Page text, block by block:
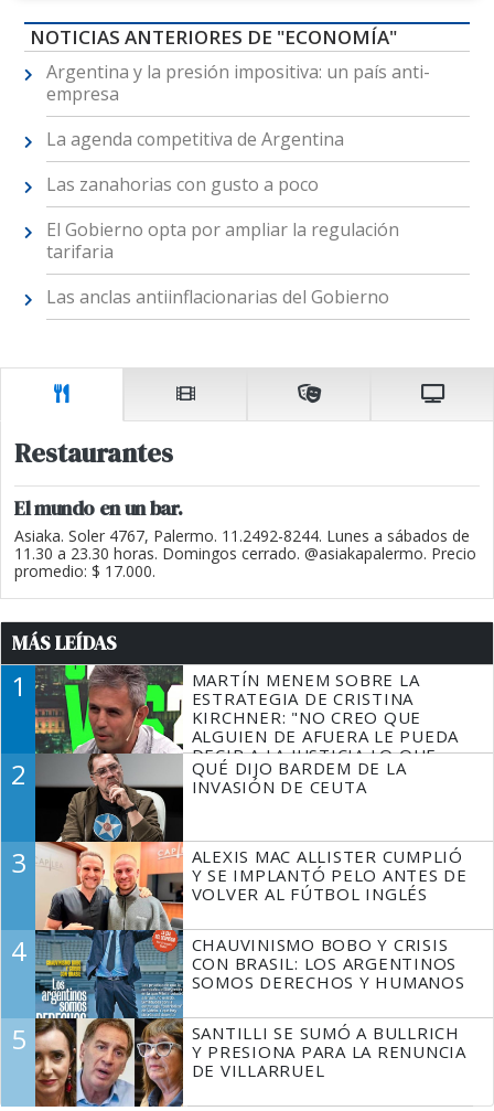
NOTICIAS ANTERIORES DE "ECONOMÍA"
Argentina y la presión impositiva: un país anti-
empresa
La agenda competitiva de Argentina
Las zanahorias con gusto a poco
El Gobierno opta por ampliar la regulación
tarifaria
Las anclas antiinflacionarias del Gobierno
Restaurantes
El mundo en un bar.
Asiaka. Soler 4767, Palermo. 11.2492-8244. Lunes a sábados de
11.30 a 23.30 horas. Domingos cerrado. @asiakapalermo. Precio
promedio: $ 17.000.
MÁS LEÍDAS
1
MARTÍN MENEM SOBRE LA
ESTRATEGIA DE CRISTINA
KIRCHNER: "NO CREO QUE
ALGUIEN DE AFUERA LE PUEDA
DECIR A LA JUSTICIA LO QUE
TIENE QUE HACER"
2
QUÉ DIJO BARDEM DE LA
INVASIÓN DE CEUTA
3
ALEXIS MAC ALLISTER CUMPLIÓ
Y SE IMPLANTÓ PELO ANTES DE
VOLVER AL FÚTBOL INGLÉS
4
CHAUVINISMO BOBO Y CRISIS
CON BRASIL: LOS ARGENTINOS
SOMOS DERECHOS Y HUMANOS
5
SANTILLI SE SUMÓ A BULLRICH
Y PRESIONA PARA LA RENUNCIA
DE VILLARRUEL